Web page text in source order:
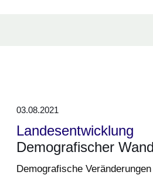
03.08.2021
Landesentwicklung
Demografischer
Demografische